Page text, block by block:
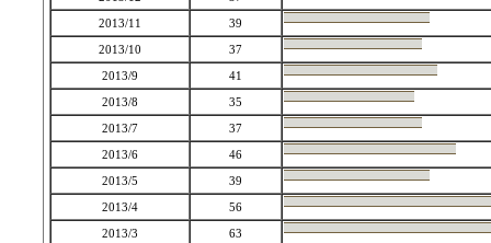
2013/11
39
2013/10
37
2013/9
41
2013/8
35
2013/7
37
2013/6
46
2013/5
39
2013/4
56
2013/3
63